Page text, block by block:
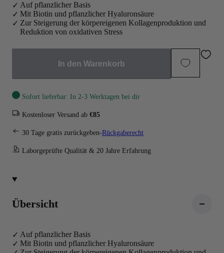
Auf pflanzlicher Basis
Mit Biotin und pflanzlicher Hyaluronsäure
Zur Steigerung der körpereigenen Kollagenproduktion und
Reduktion von oxidativen Stress
In den Warenkorb
Sofort lieferbar: In 2-3 Werktagen bei dir
Kostenloser Versand ab €85
30 Tage gratis zurückgeben-Rückgaberecht
Laborgeprüfte Qualität & 20 Jahre Erfahrung
Übersicht
Auf pflanzlicher Basis
Mit Biotin und pflanzlicher Hyaluronsäure